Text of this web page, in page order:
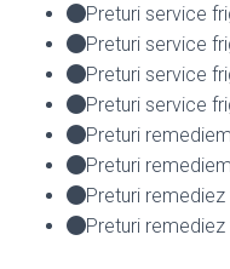
Preturi service
Preturi service
Preturi service
Preturi service
Preturi
Preturi
Preturi remediez
Preturi remediez